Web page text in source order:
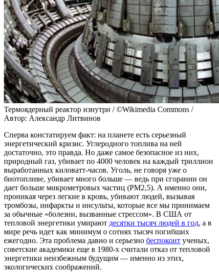
Термоядерный реактор изнутри / ©Wikimedia Commons /
Автор: Александр Литвинов
Сперва констатируем факт: на планете есть серьезный
энергетический кризис. Углеродного топлива на ней
достаточно, это правда. Но даже самое безопасное из них,
природный газ, убивает по 4000 человек на каждый триллион
выработанных киловатт-часов. Уголь, не говоря уже о
биотопливе, убивает много больше — ведь при сгорании он
дает больше микрометровых частиц (PM2,5). А именно они,
проникая через легкие в кровь, убивают людей, вызывая
тромбозы, инфаркты и инсульты, которые все мы принимаем
за обычные «болезни, вызванные стрессом». В США от
тепловой энергетики умирают десятки тысяч людей в год, а в
мире речь идет как минимум о сотнях тысяч погибших
ежегодно. Эта проблема давно и серьезно беспокоит ученых,
советские академики еще в 1980-х считали отказ от тепловой
энергетики неизбежным будущим — именно из этих,
экологических соображений.